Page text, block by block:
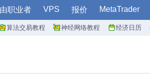
职业者 VPS 报价 MetaTrader
算法交易教程 神经网络教程 经济日历